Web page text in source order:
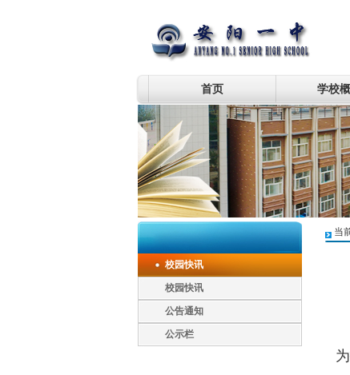
首页 学校
校园快讯
校园快讯
公告通知
公示栏
当
为